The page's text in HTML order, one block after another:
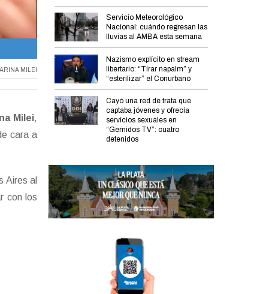
Karina Milei.
MILEI
Milei,
cara a
Aires al
con los
Servicio Meteorológico
Nacional: cuándo regresan las
lluvias al AMBA esta semana
Nazismo explícito en stream
libertario: “Tirar napalm” y
“esterilizar” el Conurbano
Cayó una red de trata que
captaba jóvenes y ofrecía
servicios sexuales en
“Gemidos TV”: cuatro
detenidos